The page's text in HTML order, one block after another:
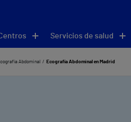
Servicios de salud
Abdominal Ecografía Abdominal en Madrid